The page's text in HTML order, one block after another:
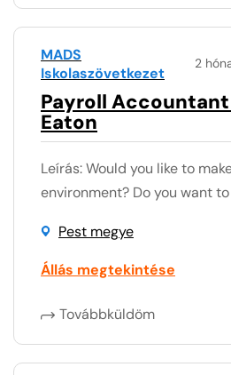
2
MADS
Iskolaszövetkezet
Payroll
Eaton
Leírás: Would you like to
environment? Do you want to
Pest megye
Állás megtekintése
Továbbküldöm